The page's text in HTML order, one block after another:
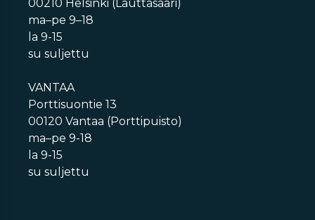
00210 Helsinki (Lauttasaari)
ma–pe 9–18
la 9-15
su suljettu
VANTAA
Porttisuontie 13
00120 Vantaa (Porttipuisto)
ma–pe 9-18
la 9-15
su suljettu